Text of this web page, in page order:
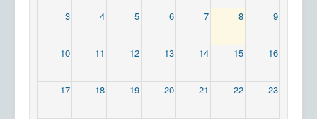
3 4 5 6 7 8 9
10 11 12 13 14 15 16
17 18 19 20 21 22 23